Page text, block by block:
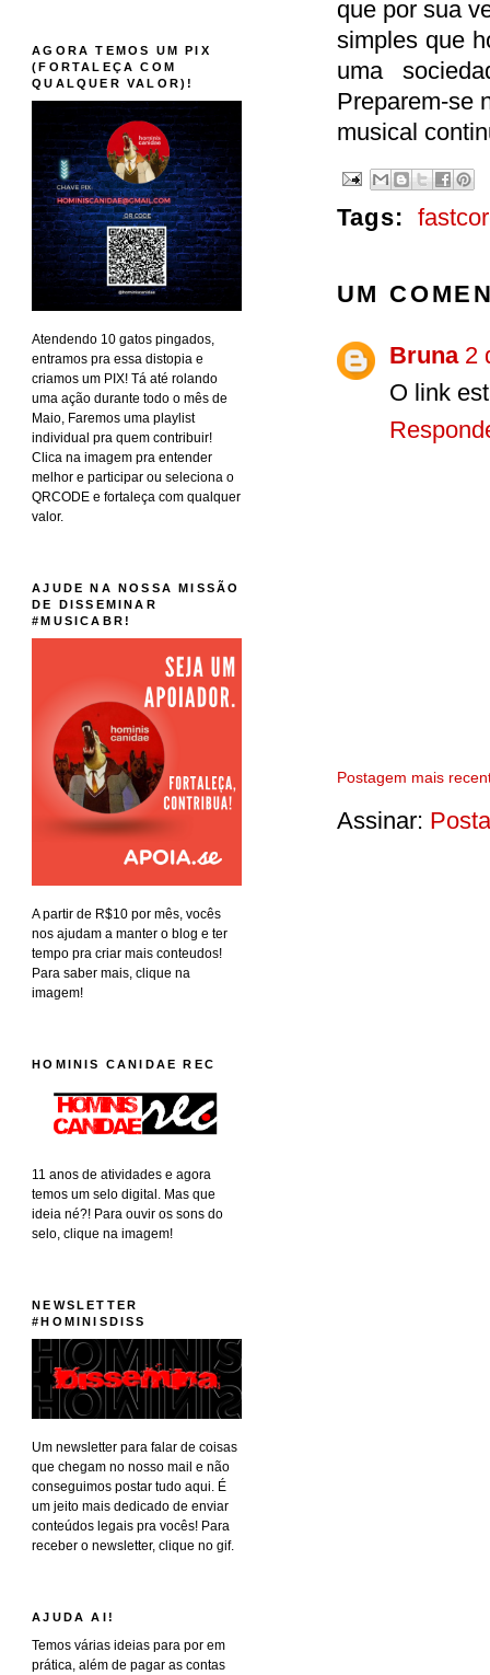
que por sua
simples que
uma
Preparem-se
musical
Tags:
UM
Bruna 2
O link
Postagem mais
Assinar:
AGORA TEMOS UM PIX
(FORTALEÇA COM
QUALQUER VALOR)!
Atendendo 10 gatos pingados,
entramos pra essa distopia e
criamos um PIX! Tá até rolando
uma ação durante todo o mês de
Maio, Faremos uma playlist
individual pra quem contribuir!
Clica na imagem pra entender
melhor e participar ou seleciona o
QRCODE e fortaleça com qualquer
valor.
AJUDE NA NOSSA MISSÃO
DE DISSEMINAR
#MUSICABR!
A partir de R$10 por mês, vocês
nos ajudam a manter o blog e ter
tempo pra criar mais conteudos!
Para saber mais, clique na
imagem!
HOMINIS CANIDAE REC
11 anos de atividades e agora
temos um selo digital. Mas que
ideia né?! Para ouvir os sons do
selo, clique na imagem!
NEWSLETTER
#HOMINISDISS
Um newsletter para falar de coisas
que chegam no nosso mail e não
conseguimos postar tudo aqui. É
um jeito mais dedicado de enviar
conteúdos legais pra vocês! Para
receber o newsletter, clique no gif.
AJUDA AI!
Temos várias ideias para por em
prática, além de pagar as contas